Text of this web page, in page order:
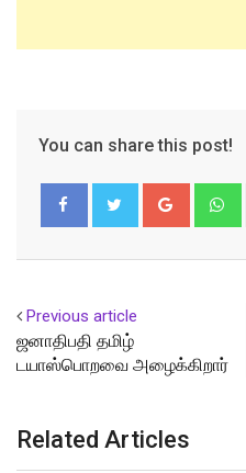
You can share this post!
Google+
Previous article
ஜனாதிபதி தமிழ்
டயாஸ்பொறவை அழைக்கிறார்
Related Articles